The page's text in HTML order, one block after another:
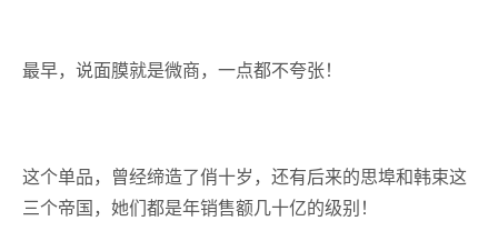
最早，说面膜就是微商，一点都不夸张！
这个单品，曾经缔造了俏十岁，还有后来的思埠和韩束这
三个帝国，她们都是年销售额几十亿的级别！